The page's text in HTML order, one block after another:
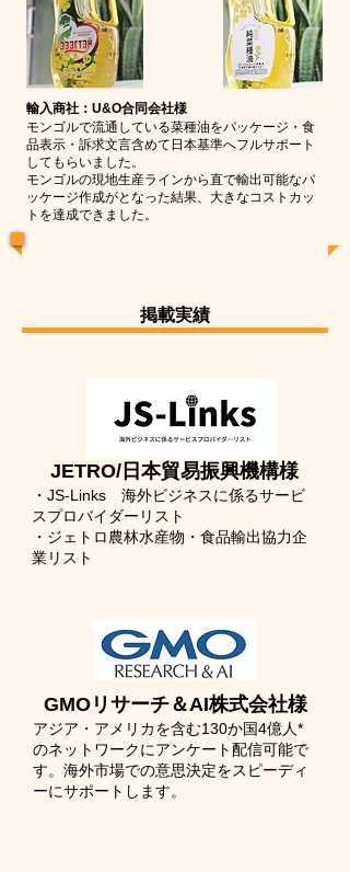
輸入商社：U&O合同会社様
モンゴルで流通している菜種油をパッケージ・食
品表示・訴求文言含めて日本基準へフルサポート
してもらいました。
モンゴルの現地生産ラインから直で輸出可能なパ
ッケージ作成がとなった結果、大きなコストカッ
トを達成できました。
掲載実績
JETRO/日本貿易振興機構様
・ JS-Links 海外ビジネスに係るサービ
スプロバイダーリスト
・ジェトロ農林水産物・食品輸出協力企
業リスト
​GMOリサーチ＆AI株式会社様
アジア・アメリカを含む130か国4億人*
のネットワークにアンケート配信可能で
す。海外市場での意思決定をスピーディ
ーにサポートします。